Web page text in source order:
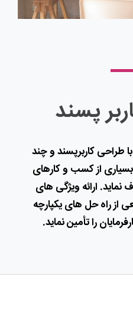
پسند
طراحی کاربرپسند و چند
از کسب و کارهای
نماید. ارائه ویژگی های
از راه حل های یکپارچه
را تأمین نماید.